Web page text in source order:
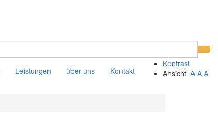
Kontrast
Ansicht A A A
Leistungen über uns
Kontakt